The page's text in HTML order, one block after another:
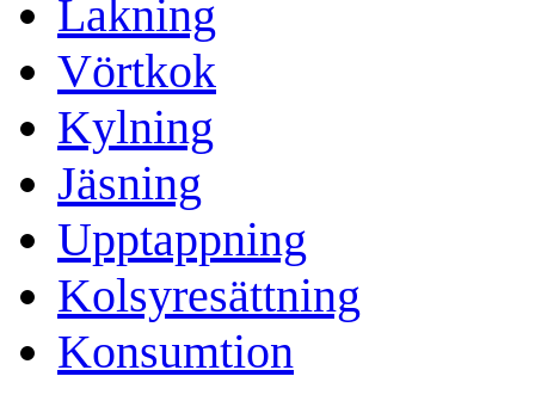
Lakning
Vörtkok
Kylning
Jäsning
Upptappning
Kolsyresättning
Konsumtion